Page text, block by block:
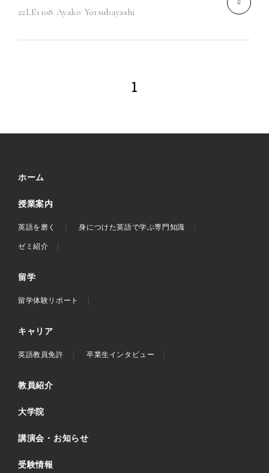
22LE1108 Ayako Yotsubayashi
1
ホーム
授業案内
英語を磨く
身につけた英語で学ぶ専門知識
ゼミ紹介
留学
留学体験リポート
キャリア
英語教員免許 卒業生インタビュー
教員紹介
大学院
講演会・お知らせ
受験情報